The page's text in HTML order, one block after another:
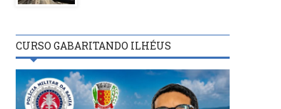
CURSO GABARITANDO ILHÉUS